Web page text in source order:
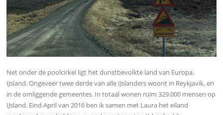
Net onder de poolcirkel ligt het dunstbevolkte land van Europa.
IJsland. Ongeveer twee derde van alle IJslanders woont in Reykjavik, en
in de omliggende gemeentes. In totaal wonen ruim 329.000 mensen op
IJsland. Eind April van 2016 ben ik samen met Laura het eiland